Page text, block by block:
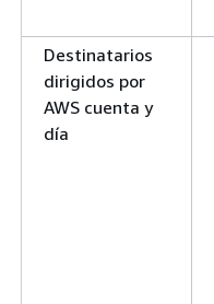
Destinatarios
dirigidos por
AWS cuenta y
día